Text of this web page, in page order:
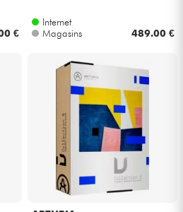
€
Internet
Magasins
489.00 €